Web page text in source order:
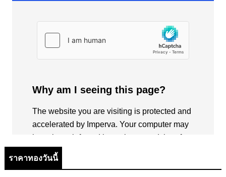
ราคาทองวันนี้